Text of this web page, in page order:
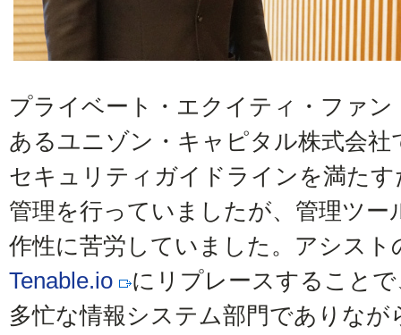
プライベート・エクイティ・ファン
あるユニゾン・キャピタル株式会社
セキュリティガイドラインを満た
管理を行っていましたが、管理ツー
作性に苦労していました。アシスト
Tenable.io
にリプレースすること
多忙な情報システム部門でありなが